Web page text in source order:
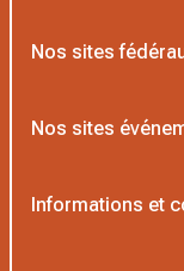
Nos sites
Nos sites
Informations et